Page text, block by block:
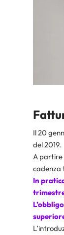
Il 20
del 2019.
A partire
cadenza
In